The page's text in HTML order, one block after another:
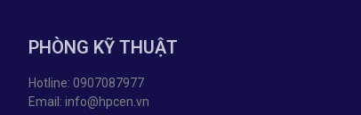
PHÒNG KỸ THUẬT
Hotline: 0907087977
Email: info@hpcen.vn